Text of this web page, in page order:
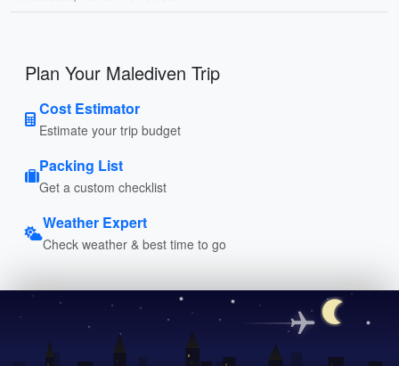
Plan Your Malediven Trip
Cost Estimator
Estimate your trip budget
Packing List
Get a custom checklist
Weather Expert
Check weather & best time to go